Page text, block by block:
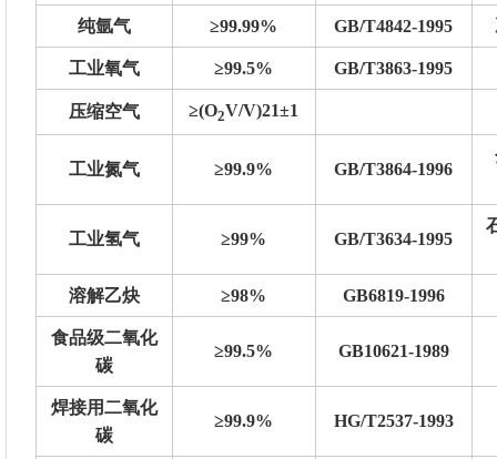
纯氩气 ≥99.99% GB/T4842-1995
工业氧气 ≥99.5% GB/T3863-1995
压缩空气 ≥(O2V/V)21±1
工业氮气 ≥99.9% GB/T3864-1996
工业氢气 ≥99% GB/T3634-1995
溶解乙炔 ≥98% GB6819-1996
食品级二氧化
碳
≥99.5% GB10621-1989
焊接用二氧化
碳
≥99.9% HG/T2537-1993